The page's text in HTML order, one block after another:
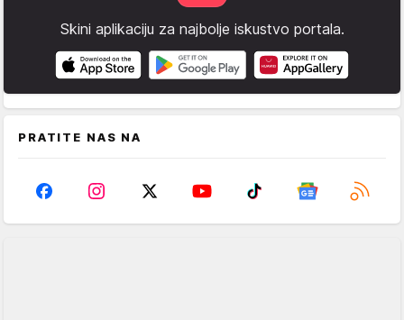
Skini aplikaciju za najbolje iskustvo portala.
PRATITE NAS NA